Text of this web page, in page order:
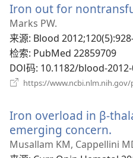
Iron out for
Marks PW.
来源‎: Blood
检索‎: PubMed 22859709
DOI码‎: 10.1182/blood-
https://www.ncbi.nlm.nih.gov/
Iron overload in β-
emerging concern.
开
Musallam KM, Cappellini